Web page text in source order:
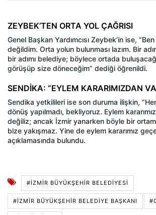
ZEYBEK’TEN ORTA YOL ÇAĞRISI
Genel Başkan Yardımcısı Zeybek’in ise,
değildim. Orta yolun bulunması lazım. Bir
bir adımı belediye; böylece ortada
görüşüp size döneceğim” dediği öğrenildi.
SENDİKA: “EYLEM KARARIMIZDAN
Sendika yetkilileri ise son duruma ilişkin,
dönüş yapılmadı, bekliyoruz. Eylem
değiliz; ancak İzmir yanarken böyle bir
bize yakışmaz. Yine de eylem kararımız
açıklamasında bulundu.
#İZMIR BÜYÜKŞEHIR BELEDIYESI
#İZMIR BÜYÜKŞEHIR BELEDIYE BAŞKANI